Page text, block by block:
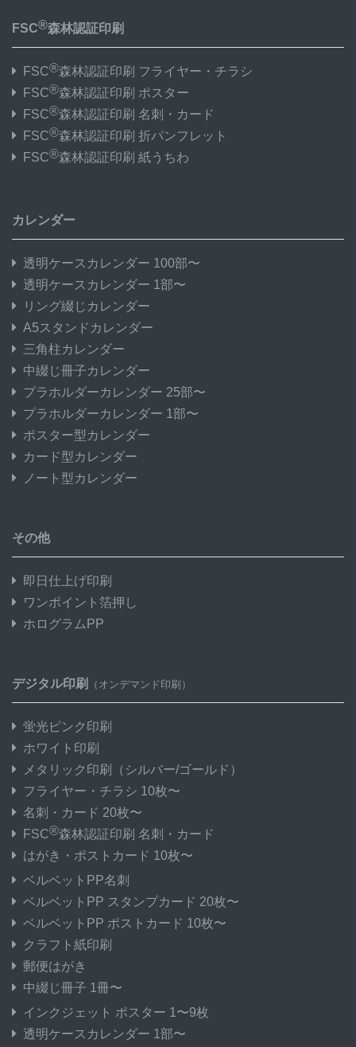
FSC®森林認証印刷
FSC®森林認証印刷 フライヤー・チラシ
FSC®森林認証印刷 ポスター
FSC®森林認証印刷 名刺・カード
FSC®森林認証印刷 折パンフレット
FSC®森林認証印刷 紙うちわ
カレンダー
透明ケースカレンダー 100部〜
透明ケースカレンダー 1部〜
リング綴じカレンダー
A5スタンドカレンダー
三角柱カレンダー
中綴じ冊子カレンダー
プラホルダーカレンダー 25部〜
プラホルダーカレンダー 1部〜
ポスター型カレンダー
カード型カレンダー
ノート型カレンダー
その他
即日仕上げ印刷
ワンポイント箔押し
ホログラムPP
デジタル印刷 （オンデマンド印刷）
蛍光ピンク印刷
ホワイト印刷
メタリック印刷
（シルバー/ゴールド）
フライヤー・チラシ 10枚〜
名刺・カード 20枚〜
FSC®森林認証印刷 名刺・カード
はがき・ポストカード 10枚〜
ベルベットPP名刺
ベルベットPP スタンプカード 20枚〜
ベルベットPP ポストカード 10枚〜
クラフト紙印刷
郵便はがき
中綴じ冊子 1冊〜
インクジェット ポスター 1〜9枚
透明ケースカレンダー 1部〜